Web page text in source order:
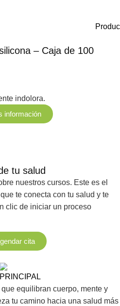
– Caja de 100
indolora.
información
tu salud
nuestros cursos. Este es el
te conecta con tu salud y te
clic de iniciar un proceso
cita
equilibran cuerpo, mente y
tu camino hacia una salud más